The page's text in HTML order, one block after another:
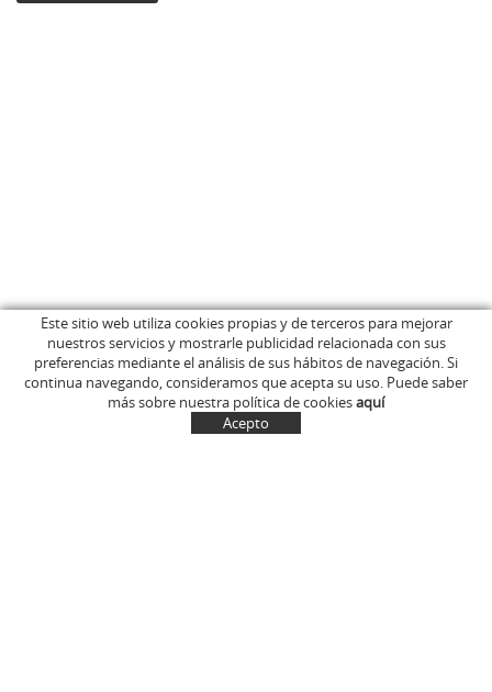
INICIO
EMPRESA
TIENDA ONLINE
DONDE COMPRARLOS
C/ Anglès, 15
OLOT (Girona)
646 681 411
info@marcelinus.cat
CUENTA CESTA
Este sitio web utiliza cookies propias y de terceros para mejorar
nuestros servicios y mostrarle publicidad relacionada con sus
preferencias mediante el análisis de sus hábitos de navegación. Si
continua navegando, consideramos que acepta su uso. Puede saber
más sobre nuestra política de cookiesaquí
Acepto